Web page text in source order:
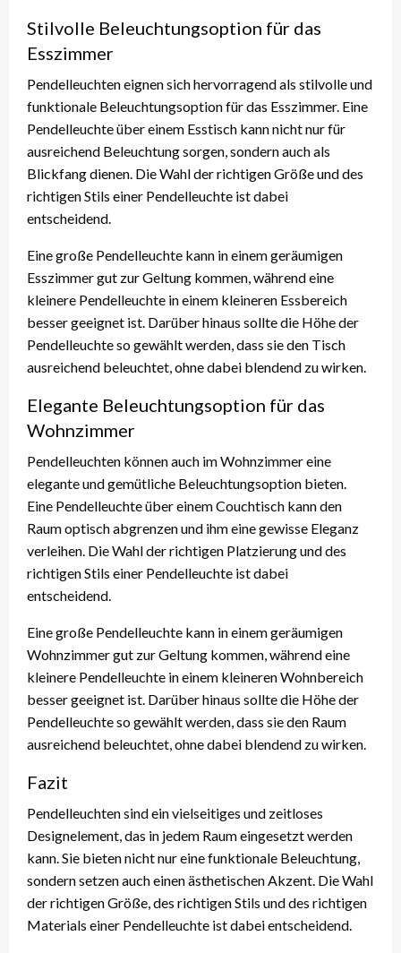
Stilvolle Beleuchtungsoption für das
Esszimmer
Pendelleuchten eignen sich hervorragend als stilvolle und
funktionale Beleuchtungsoption für das Esszimmer. Eine
Pendelleuchte über einem Esstisch kann nicht nur für
ausreichend Beleuchtung sorgen, sondern auch als
Blickfang dienen. Die Wahl der richtigen Größe und des
richtigen Stils einer Pendelleuchte ist dabei
entscheidend.
Eine große Pendelleuchte kann in einem geräumigen
Esszimmer gut zur Geltung kommen, während eine
kleinere Pendelleuchte in einem kleineren Essbereich
besser geeignet ist. Darüber hinaus sollte die Höhe der
Pendelleuchte so gewählt werden, dass sie den Tisch
ausreichend beleuchtet, ohne dabei blendend zu wirken.
Elegante Beleuchtungsoption für das
Wohnzimmer
Pendelleuchten können auch im Wohnzimmer eine
elegante und gemütliche Beleuchtungsoption bieten.
Eine Pendelleuchte über einem Couchtisch kann den
Raum optisch abgrenzen und ihm eine gewisse Eleganz
verleihen. Die Wahl der richtigen Platzierung und des
richtigen Stils einer Pendelleuchte ist dabei
entscheidend.
Eine große Pendelleuchte kann in einem geräumigen
Wohnzimmer gut zur Geltung kommen, während eine
kleinere Pendelleuchte in einem kleineren Wohnbereich
besser geeignet ist. Darüber hinaus sollte die Höhe der
Pendelleuchte so gewählt werden, dass sie den Raum
ausreichend beleuchtet, ohne dabei blendend zu wirken.
Fazit
Pendelleuchten sind ein vielseitiges und zeitloses
Designelement, das in jedem Raum eingesetzt werden
kann. Sie bieten nicht nur eine funktionale Beleuchtung,
sondern setzen auch einen ästhetischen Akzent. Die Wahl
der richtigen Größe, des richtigen Stils und des richtigen
Materials einer Pendelleuchte ist dabei entscheidend.